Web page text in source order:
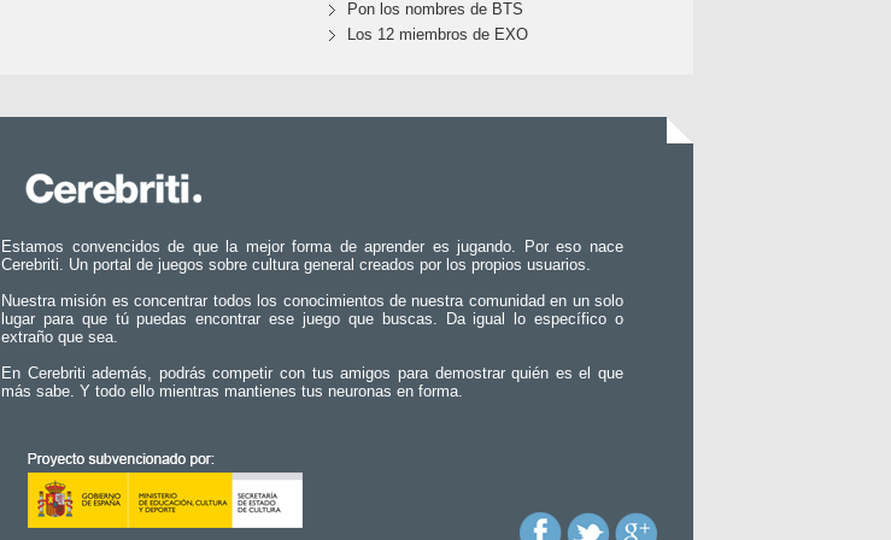
Pon los nombres de BTS
Los 12 miembros de EXO
Estamos convencidos de que la mejor forma de aprender es jugando. Por eso nace
Cerebriti. Un portal de juegos sobre cultura general creados por los propios usuarios.
Nuestra misión es concentrar todos los conocimientos de nuestra comunidad en un solo
lugar para que tú puedas encontrar ese juego que buscas. Da igual lo específico o
extraño que sea.
En Cerebriti además, podrás competir con tus amigos para demostrar quién es el que
más sabe. Y todo ello mientras mantienes tus neuronas en forma.